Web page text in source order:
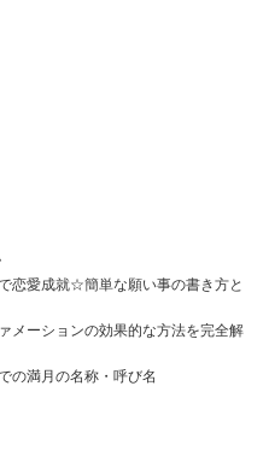
恋愛成就☆簡単な願い事の書き方と
メーションの効果的な方法を完全解
の満月の名称・呼び名